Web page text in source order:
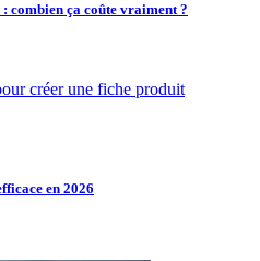
combien ça coûte vraiment ?
en 2026